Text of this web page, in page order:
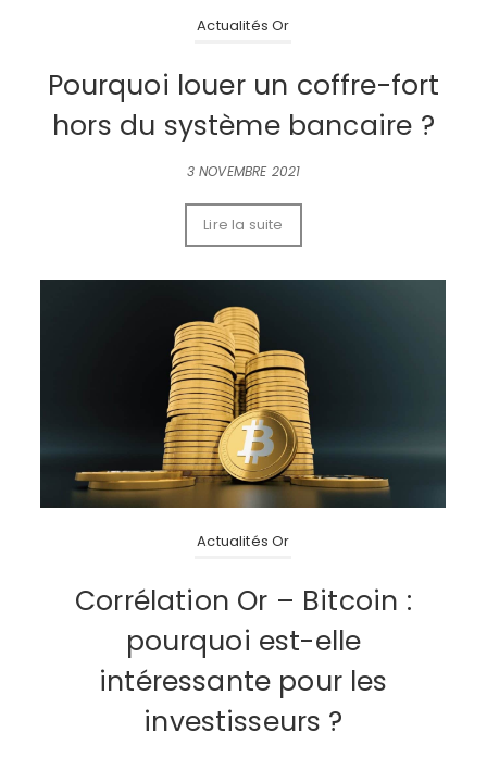
Actualités Or
Pourquoi louer un coffre-fort
hors du système bancaire ?
3 NOVEMBRE 2021
Lire la suite
Actualités Or
Corrélation Or – Bitcoin :
pourquoi est-elle
intéressante pour les
investisseurs ?